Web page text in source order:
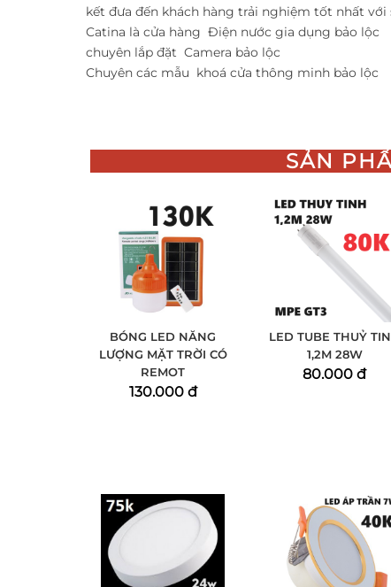
kết đưa đến khách hàng trải nghiệm tốt nhất
Catina là cửa hàng Điện nước gia dụng bảo lộc
chuyên lắp đặt Camera bảo lộc
Chuyên các mẫu khoá cửa thông minh bảo lộc
SẢN
BÓNG LED NĂNG
LƯỢNG MẶT TRỜI CÓ
REMOT
130.000 đ
LED TUBE THUỶ
1,2M 28W
80.000 đ